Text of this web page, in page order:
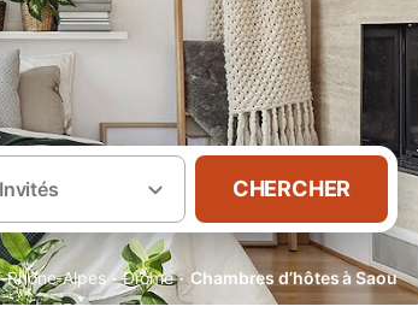
Invités CHERCHER
Rhône-Alpes · Drôme · Chambres d’hôtes à Saou